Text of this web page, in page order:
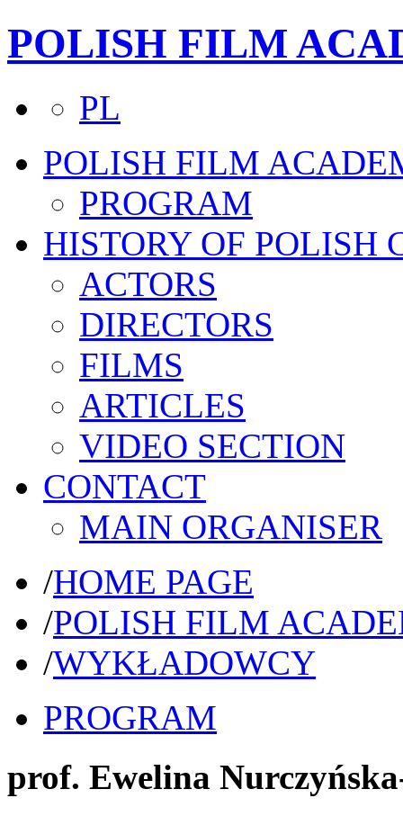
POLISH FILM
PL
POLISH FILM
PROGRAM
HISTORY OF POLISH
ACTORS
DIRECTORS
FILMS
ARTICLES
VIDEO SECTION
CONTACT
MAIN ORGANISER
/HOME PAGE
/POLISH FILM
/WYKŁADOWCY
PROGRAM
prof. Ewelina